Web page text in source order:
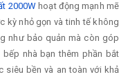
2000W hoạt động mạnh mẽ
kỳ nhỏ gọn và tinh tế không
như bảo quản mà còn góp
nhà bạn thêm phần bắt
siêu bền và an toàn với khả